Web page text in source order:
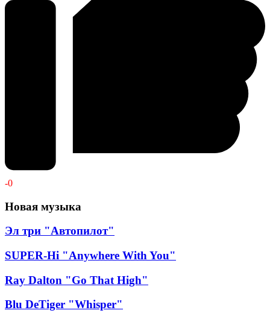
-0
Новая музыка
Эл три "Автопилот"
SUPER-Hi "Anywhere With You"
Ray Dalton "Go That High"
Blu DeTiger "Whisper"